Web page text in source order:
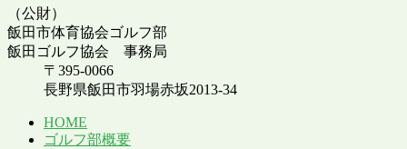
（公財）
飯田市体育協会ゴルフ部
飯田ゴルフ協会 事務局
〒395-0066
長野県飯田市羽場赤坂2013-34
HOME
ゴルフ部概要